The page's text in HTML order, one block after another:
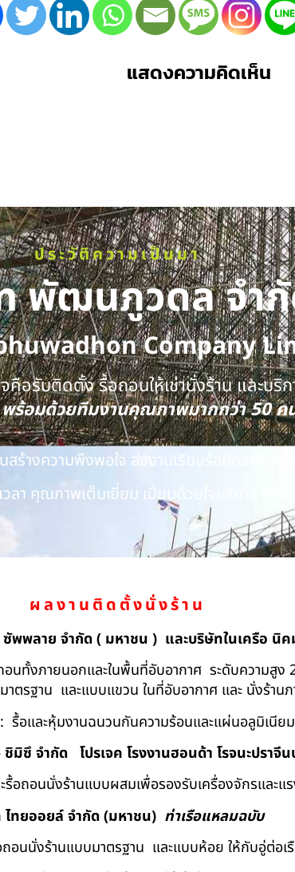
แสดงความคิดเห็น
ประวัติความเป็นมา
พัฒนภูวดล จำ
Company
จคือรับติดตั้ง รื้อถอนให้เช่านั่งร้าน และ
พร้อมด้วยทีมงานคุณภาพมากกว่า 50
สร้างความพึงพอใจ ส่งงานเรียบร้อยตรงเวล
ลา คุณภาพเต็มเยี่ยม เปี่ยมด้วยใจบริการ พร้อ
ผลงานติดตั้งนั่งร้าน
ซัพพลาย จำกัด ( มหาชน ) และบริษัทในเครือ นิ
นทั้งภายนอกและในพื้นที่อับอากาศ ระดับความสูง
ตรฐาน และแบบแขวน ในที่อับอากาศ และ นั่งร้าน
รื้อและหุ้มงานฉนวนกันความร้อนและแผ่นอลูมิเนียม
ชิมิซึ จำกัด โปรเจค โรงงานฮอนด้า โรจนะปราจี
อถอนนั่งร้านแบบผสมเพื่อรองรับเครื่องจักรและแร
ไทยออยล์ จํากัด (มหาชน) ท่าเรือแหลมฉบับ
อนนั่งร้านแบบมาตรฐาน และแบบห้อย ให้กับอู่ต่อเรื